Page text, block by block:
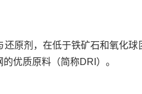
原剂，在低于铁矿石和氧化
优质原料（简称DRI）。